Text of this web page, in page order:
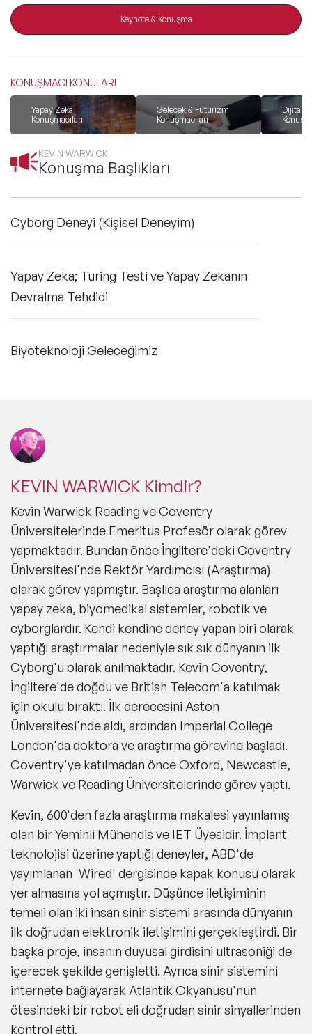
Trend Konular
🔥 Liderlik Konuşmacıları
🔥 Yapay Zeka Konuşmacıları
Keynote & Konuşma
KONUŞMACI KONULARI
Yapay Zeka
Konuşmacıları
Gelecek & Fütürizm
Konuşmacıları
Dijital
KEVIN WARWICK
Konuşma Başlıkları
Cyborg Deneyi (Kişisel Deneyim)
Yapay Zeka; Turing Testi ve Yapay Zekanın
Devralma Tehdidi
Biyoteknoloji Geleceğimiz
KEVIN WARWICK Kimdir?
Kevin Warwick Reading ve Coventry
Üniversitelerinde Emeritus Profesör olarak görev
yapmaktadır. Bundan önce İngiltere'deki Coventry
Üniversitesi'nde Rektör Yardımcısı (Araştırma)
olarak görev yapmıştır. Başlıca araştırma alanları
yapay zeka, biyomedikal sistemler, robotik ve
cyborglardır. Kendi kendine deney yapan biri olarak
yaptığı araştırmalar nedeniyle sık sık dünyanın ilk
Cyborg'u olarak anılmaktadır. Kevin Coventry,
İngiltere'de doğdu ve British Telecom'a katılmak
için okulu bıraktı. İlk derecesini Aston
Üniversitesi'nde aldı, ardından Imperial College
London'da doktora ve araştırma görevine başladı.
Coventry'ye katılmadan önce Oxford, Newcastle,
Warwick ve Reading Üniversitelerinde görev yaptı.
Kevin, 600'den fazla araştırma makalesi yayınlamış
olan bir Yeminli Mühendis ve IET Üyesidir. İmplant
teknolojisi üzerine yaptığı deneyler, ABD'de
yayımlanan 'Wired' dergisinde kapak konusu olarak
yer almasına yol açmıştır. Düşünce iletişiminin
temeli olan iki insan sinir sistemi arasında dünyanın
ilk doğrudan elektronik iletişimini gerçekleştirdi. Bir
başka proje, insanın duyusal girdisini ultrasoniği de
içerecek şekilde genişletti. Ayrıca sinir sistemini
internete bağlayarak Atlantik Okyanusu'nun
ötesindeki bir robot eli doğrudan sinir sinyallerinden
kontrol etti.